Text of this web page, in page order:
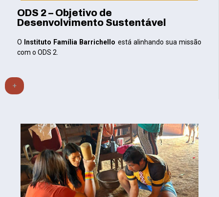
ODS 2 – Objetivo de
Desenvolvimento Sustentável
O Instituto Família Barrichello está alinhando sua missão
com o ODS 2.
+